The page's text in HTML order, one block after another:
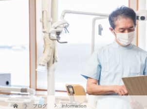
ブログ information